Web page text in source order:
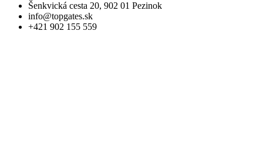
Šenkvická cesta 20, 902 01 Pezinok
info@topgates.sk
+421 902 155 559